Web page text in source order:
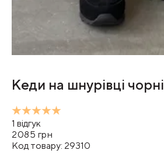
Кеди на шнурівці чорні
1 відгук
2085 грн
Код товару: 29310